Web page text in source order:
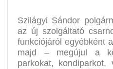
Szilágyi Sándor
az új szolgáltató
funkciójáról egyébként
majd – megújul a
parkokat, kondiparkot,